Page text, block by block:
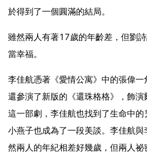
於得到了一個圓滿的結局。
雖然兩人有著17歲的年齡差，但劉
當幸福。
李佳航憑著《愛情公寓》中的張偉一
還參演了新版的《還珠格格》，飾演
這一部劇，李佳航也找到了生命中的
小燕子也成為了一段美談。李佳航
然兩人的年紀相差好幾歲，但兩人祕